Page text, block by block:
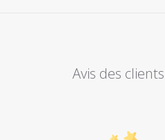
Avis des clients